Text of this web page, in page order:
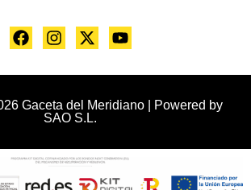
Gaceta del Meridiano | Powered by
SAO S.L.